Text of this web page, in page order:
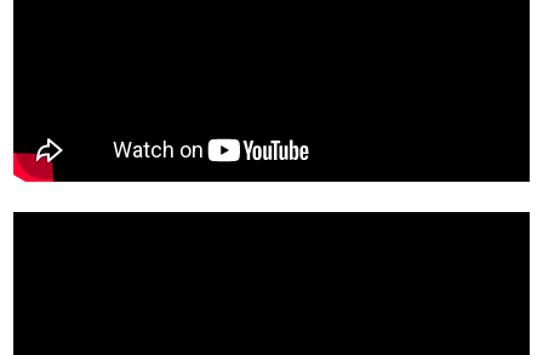
SZORTÍROZÓ DOBOZ-KÉSZLET